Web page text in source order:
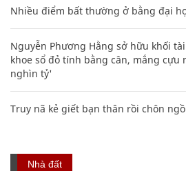
Nhiều điểm bất thường ở bằng đại
Nguyễn Phương Hằng sở hữu khối
khoe sổ đỏ tính bằng cân, mắng cựu
nghìn tỷ'
Truy nã kẻ giết bạn thân rồi chôn
Nhà đất